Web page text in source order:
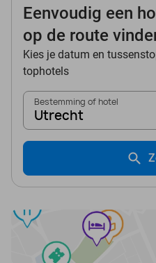
Eenvoudig een
op de route
Kies je datum en
tophotels
Bestemming of hotel
Utrecht